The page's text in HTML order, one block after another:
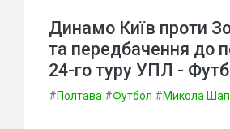
Динамо Київ проти
та передбачення до
24-го туру УПЛ -
#Полтава #Футбол #Микола